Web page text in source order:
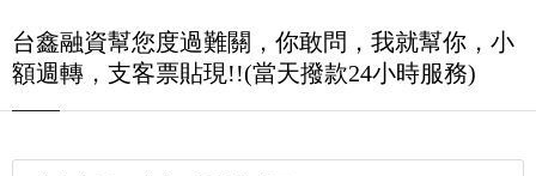
台鑫融資幫您度過難關，你敢問，我就幫你，小
額週轉，支客票貼現!!(當天撥款24小時服務)